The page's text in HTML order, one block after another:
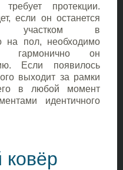
протекции.
если он останется
участком в
на пол, необходимо
гармонично он
Если появилось
выходит за рамки
в любой момент
идентичного
ковёр